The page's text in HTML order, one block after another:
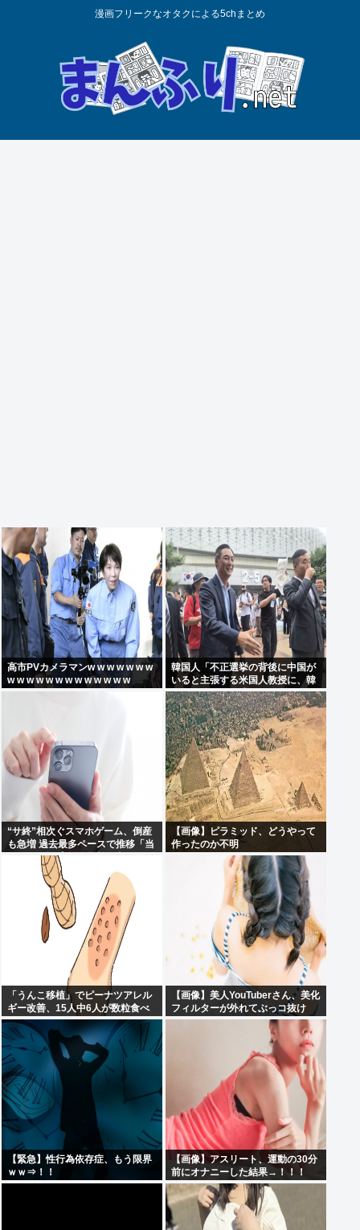
漫画フリークなオタクによる5chまとめ
高市PVカメラマンw w w w w w w
w w w w w w w w w w w w w
韓国人「不正選挙の背後に中国が
いると主張する米国人教授に、韓
国ネット民が困惑」
“サ終”相次ぐスマホゲーム、倒産
も急増 過去最多ペースで推移「当
たれば一攫千金」過去の時代に
【画像】ピラミッド、どうやって
作ったのか不明
「うんこ移植」でピーナツアレル
ギー改善、15人中6人が数粒食べ
られるように
【画像】美人YouTuberさん、美化
フィルターが外れてぶっコ抜け
www
【緊急】性行為依存症、もう限界
ｗｗ⇒！！
【画像】アスリート、運動の30分
前にオナニーした結果→！！！